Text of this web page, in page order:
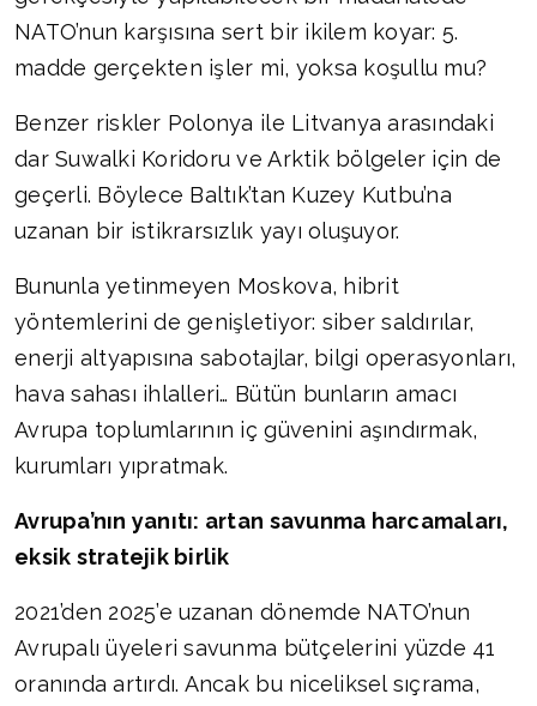
NATO’nun karşısına sert bir ikilem koyar: 5.
madde gerçekten işler mi, yoksa koşullu mu?
Benzer riskler Polonya ile Litvanya arasındaki
dar Suwalki Koridoru ve Arktik bölgeler için de
geçerli. Böylece Baltık’tan Kuzey Kutbu’na
uzanan bir istikrarsızlık yayı oluşuyor.
Bununla yetinmeyen Moskova, hibrit
yöntemlerini de genişletiyor: siber saldırılar,
enerji altyapısına sabotajlar, bilgi operasyonları,
hava sahası ihlalleri… Bütün bunların amacı
Avrupa toplumlarının iç güvenini aşındırmak,
kurumları yıpratmak.
Avrupa’nın yanıtı: artan savunma harcamaları,
eksik stratejik birlik
2021’den 2025’e uzanan dönemde NATO’nun
Avrupalı üyeleri savunma bütçelerini yüzde 41
oranında artırdı. Ancak bu niceliksel sıçrama,